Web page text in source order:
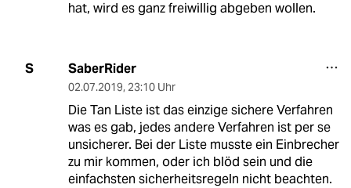
hat, wird es ganz freiwillig abgeben wollen.
S SaberRider
02.07.2019, 23:10 Uhr
Die Tan Liste ist das einzige sichere Verfahren
was es gab, jedes andere Verfahren ist per se
unsicherer. Bei der Liste musste ein Einbrecher
zu mir kommen, oder ich blöd sein und die
einfachsten sicherheitsregeln nicht beachten.